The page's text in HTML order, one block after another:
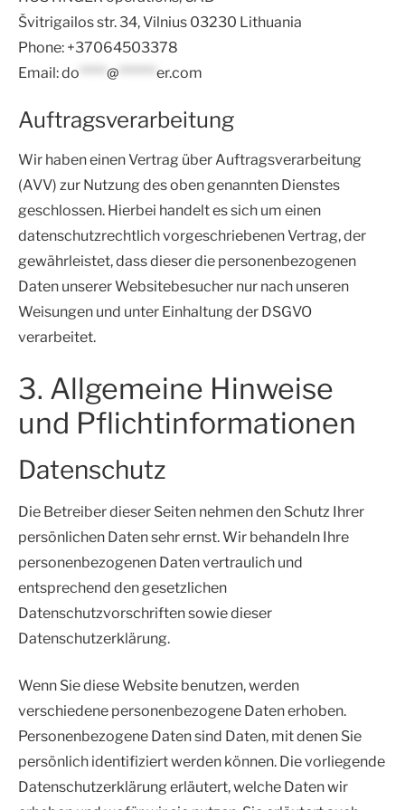
Švitrigailos str. 34, Vilnius 03230 Lithuania
Phone: +37064503378
Email:do @ er.com
Auftragsverarbeitung
Wir haben einen Vertrag über Auftragsverarbeitung
(AVV) zur Nutzung des oben genannten Dienstes
geschlossen. Hierbei handelt es sich um einen
datenschutzrechtlich vorgeschriebenen Vertrag, der
gewährleistet, dass dieser die personenbezogenen
Daten unserer Websitebesucher nur nach unseren
Weisungen und unter Einhaltung der DSGVO
verarbeitet.
3. Allgemeine Hinweise
und Pflicht­informationen
Datenschutz
Die Betreiber dieser Seiten nehmen den Schutz Ihrer
persönlichen Daten sehr ernst. Wir behandeln Ihre
personenbezogenen Daten vertraulich und
entsprechend den gesetzlichen
Datenschutzvorschriften sowie dieser
Datenschutzerklärung.
Wenn Sie diese Website benutzen, werden
verschiedene personenbezogene Daten erhoben.
Personenbezogene Daten sind Daten, mit denen Sie
persönlich identifiziert werden können. Die vorliegende
Datenschutzerklärung erläutert, welche Daten wir